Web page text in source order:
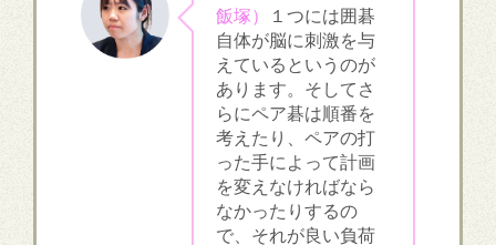
飯塚）
１つには囲碁
自体が脳に刺激を与
えているというのが
あります。そしてさ
らにペア碁は順番を
考えたり、ペアの打
った手によって計画
を変えなければなら
なかったりするの
で、それが良い負荷